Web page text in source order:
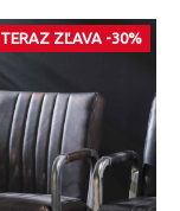
TERAZ ZĽAVA -30%